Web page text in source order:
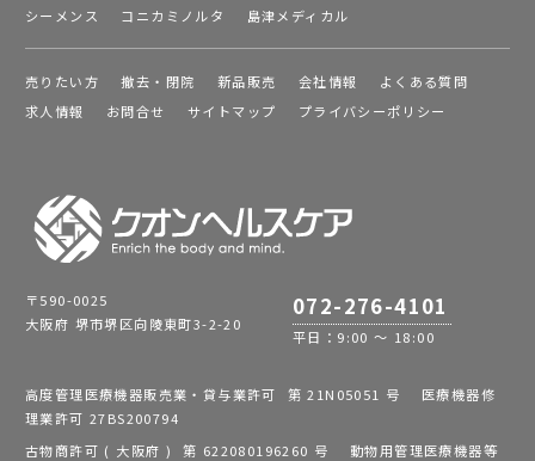
シーメンス
コニカミノルタ 島津メディカル
売りたい方 撤去・閉院 新品販売 会社情報
よくある質問
求人情報
お問合せ サイトマップ プライバシーポリシー
〒590-0025
大阪府 堺市堺区向陵東町3-2-20
072-276-4101
平日：9:00 ～ 18:00
高度管理医療機器販売業・貸与業許可 第 21N05051 号 医療機器修
理業許可 27BS200794
古物商許可 ( 大阪府 ) 第 622080196260 号 動物用管理医療機器等